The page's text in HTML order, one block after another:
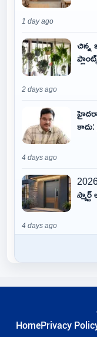
1 day ago
చిన్న
2 days ago
4 days ago
స్మార్ట్
4 days ago
HomePrivacy